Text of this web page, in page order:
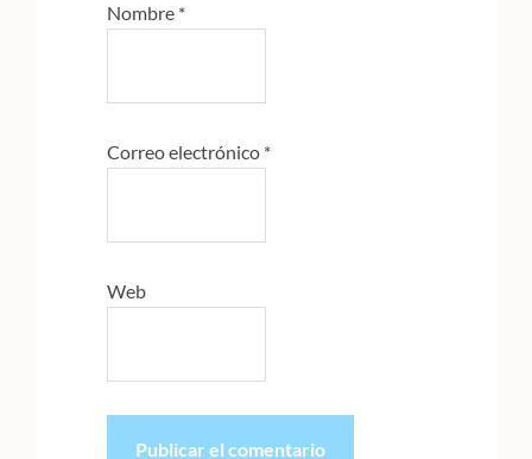
Nombre *
Correo electrónico *
Web